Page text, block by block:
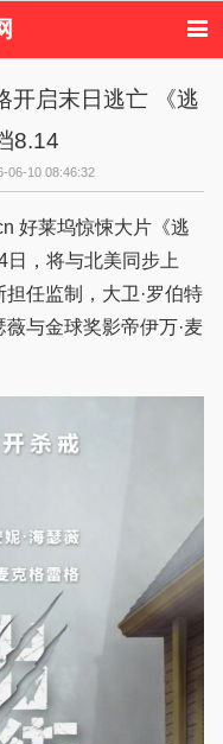
节目
偶像活动
开启末日逃亡 《逃
8.14
06-10 08:46:32
日，将与北美同步上
担任监制，大卫·罗伯特
薇与金球奖影帝伊万·麦